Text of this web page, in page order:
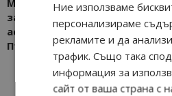
за панорамната
асансьорна кула на „Алея
Първа“ във Варна
Ние използваме
персонализираме
рекламите и да
трафик. Също така
информация за
сайт от ваша страна с